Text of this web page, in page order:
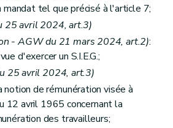
mandat tel que précisé à l'article 7;
25 avril 2024, art.3)
- AGW du 21 mars 2024, art.2):
d'exercer un S.I.E.G.;
25 avril 2024, art.3)
notion de rémunération visée à
12 avril 1965 concernant la
des travailleurs;